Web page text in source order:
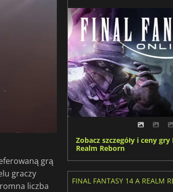
grą
graczy
liczba
Zobacz szczegóły i ceny
Realm Reborn
FINAL FANTASY 14 A REALM